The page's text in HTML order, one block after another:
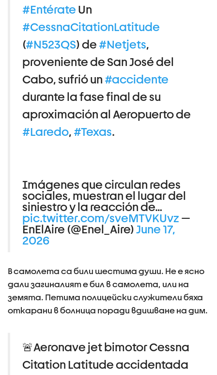
#Entérate Un
#CessnaCitationLatitude
(#N523QS) de#Netjets,
proveniente de San José del
Cabo, sufrió un#accidente
durante la fase final de su
aproximación al Aeropuerto de
#Laredo,#Texas.
Imágenes que circulan redes
sociales, muestran el lugar del
siniestro y la reacción de…
pic.twitter.com/sveMTVKUvz —
EnElAire (@Enel_Aire)June 17,
2026
В самолета са били шестима души. Не е ясно
дали загиналият е бил в самолета, или на
земята. Петима полицейски служители бяха
откарани в болница поради вдишване на дим.
🚨Aeronave jet bimotor Cessna
Citation Latitude accidentada